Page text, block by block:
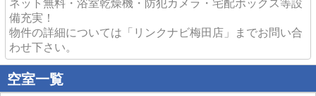
ネット無料・浴室乾燥機・防犯カメラ・宅配ボックス等設
備充実！
物件の詳細については「リンクナビ梅田店」までお問い合
わせ下さい。
空室一覧